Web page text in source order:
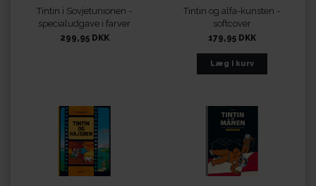
Tintin i Sovjetunionen -
specialudgave i farver
299,95 DKK
Tintin og alfa-kunsten -
softcover
179,95 DKK